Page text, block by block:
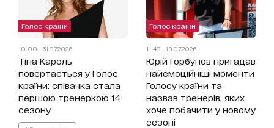
Голос країни
10:00 | 31.07.2026
Тіна Кароль
повертається у Голос
країни: співачка стала
першою тренеркою 14
сезону
Голос країни
11:48 | 19.07.2026
Юрій Горбунов пригадав
найемоційніші моменти
Голосу країни та
назвав тренерів, яких
хоче побачити у новому
сезоні